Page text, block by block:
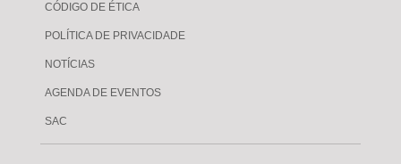
CÓDIGO DE ÉTICA
POLÍTICA DE PRIVACIDADE
NOTÍCIAS
AGENDA DE EVENTOS
SAC